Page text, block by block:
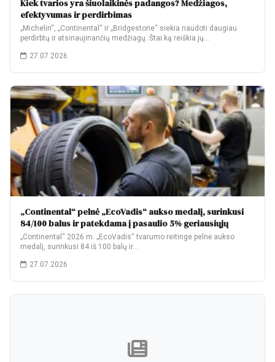
Kiek tvarios yra šiuolaikinės padangos? Medžiagos,
efektyvumas ir perdirbimas
„Michelin“, „Continental“ ir „Bridgestone“ siekia naudoti daugiau
perdirbtų ir atsinaujinančių medžiagų. Štai ką reiškia jų…
27.07.2026
„Continental“ pelnė „EcoVadis“ aukso medalį, surinkusi
84/100 balus ir patekdama į pasaulio 5% geriausiųjų
„Continental“ 2026 m. „EcoVadis“ tvarumo reitinge pelnė aukso
medalį, surinkusi 84 iš 100 balų ir…
27.07.2026